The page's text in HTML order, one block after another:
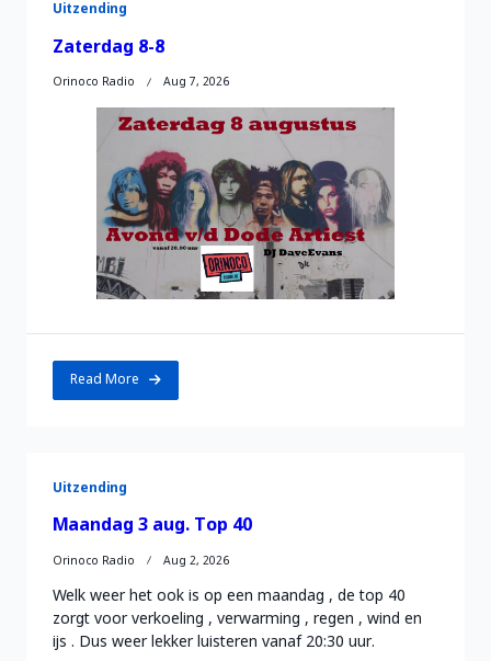
Uitzending
Zaterdag 8-8
Orinoco Radio Aug 7, 2026
Read More
Uitzending
Maandag 3 aug. Top 40
Orinoco Radio Aug 2, 2026
Welk weer het ook is op een maandag , de top 40
zorgt voor verkoeling , verwarming , regen , wind en
ijs . Dus weer lekker luisteren vanaf 20:30 uur.